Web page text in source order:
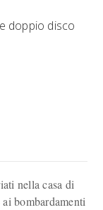
doppio disco
nella casa di
bombardamenti